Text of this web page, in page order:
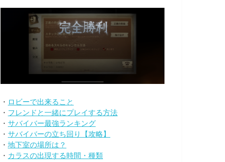
・ ロビーで出来ること
・ フレンドと一緒にプレイする方法
・ サバイバー最強ランキング
・ サバイバーの立ち回り【攻略】
・ 地下室の場所は？
・ カラスの出現する時間・種類